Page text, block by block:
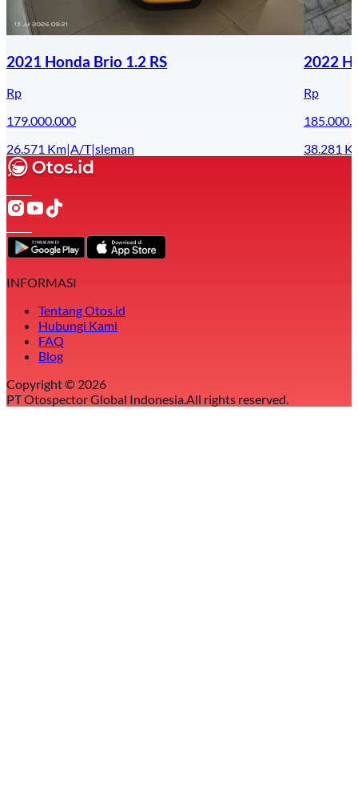
2021 Honda Brio 1.2 RS
Rp
179.000.000
26.571 Km|A/T|sleman
2022
Rp
38.281
INFORMASI
Tentang Otos.id
Hubungi Kami
FAQ
Blog
Copyright © 2026
PT Otospector Global Indonesia.All rights reserved.